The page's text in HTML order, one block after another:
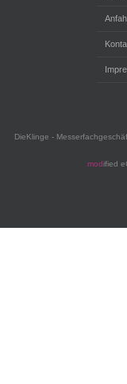
DieKlinge -
modified